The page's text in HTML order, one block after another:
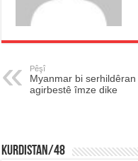
Pêşî
Myanmar bi serhildêran
agirbestê îmze dike
KURDISTAN/48